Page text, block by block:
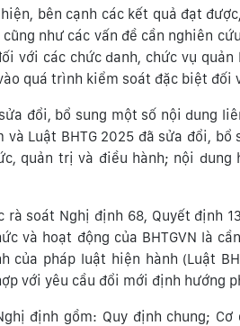
bên cạnh các kết quả đạt
như các vấn đề cần nghiên
với các chức danh, chức vụ
quá trình kiểm soát đặc biệt đối
đổi, bổ sung một số nội dung
và Luật BHTG 2025 đã sửa đổi,
quản trị và điều hành; nội
rà soát Nghị định 68, Quyết định
và hoạt động của BHTGVN là
của pháp luật hiện hành (Luật
với yêu cầu đổi mới định hướng
định gồm: Quy định chung; Cơ